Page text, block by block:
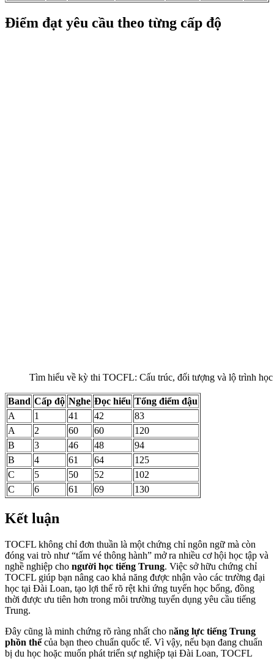
Điểm đạt yêu cầu theo từng cấp độ
Tìm hiểu về kỳ thi TOCFL: Cấu trúc, đối tượng và lộ trình học
Band Cấp độ Nghe Đọc hiểu Tổng điểm đậu
A
1 41 42
83
A
2 60 60
120
B
3 46 48
94
B
4 61 64
125
C
5 50 52
102
C
6 61 69 130
Kết luận
TOCFL không chỉ đơn thuần là một chứng chỉ ngôn ngữ mà còn
đóng vai trò như “tấm vé thông hành” mở ra nhiều cơ hội học tập và
nghề nghiệp cho người học tiếng Trung. Việc sở hữu chứng chỉ
TOCFL giúp bạn nâng cao khả năng được nhận vào các trường đại
học tại Đài Loan, tạo lợi thế rõ rệt khi ứng tuyển học bổng, đồng
thời được ưu tiên hơn trong môi trường tuyển dụng yêu cầu tiếng
Trung.
Đây cũng là minh chứng rõ ràng nhất cho năng lực tiếng Trung
phồn thểcủa bạn theo chuẩn quốc tế. Vì vậy, nếu bạn đang chuẩn
bị du học hoặc muốn phát triển sự nghiệp tại Đài Loan, TOCFL